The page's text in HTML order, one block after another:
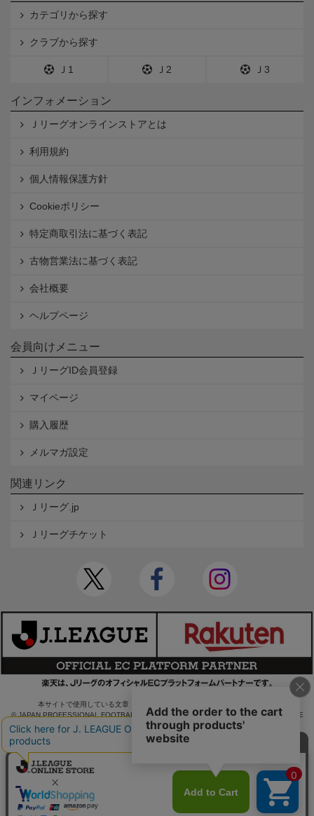
カテゴリから探す
クラブから探す
Ｊ1 Ｊ2 Ｊ3
インフォメーション
Ｊリーグオンラインストアとは
利用規約
個人情報保護方針
Cookieポリシー
特定商取引法に基づく表記
古物営業法に基づく表記
会社概要
ヘルプページ
会員向けメニュー
ＪリーグID会員登録
マイページ
購入履歴
メルマガ設定
関連リンク
Ｊリーグ.jp
Ｊリーグチケット
本サイトで使用している文章・画像等の無断での複製・転載を禁止します。
© JAPAN PROFESSIONAL FOOTBALL LEAGUE Rakuten Group, Inc. ALL RIGHTS RE
SERVED.